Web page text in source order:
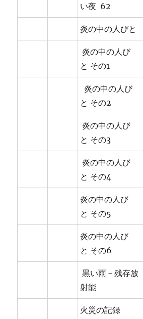
い夜 62
炎の中の人びと
炎の中の人び
と その1
炎の中の人び
と その2
炎の中の人び
と その3
炎の中の人び
と その4
炎の中の人び
と その5
炎の中の人び
と その6
黒い雨－残存放
射能
火災の記録